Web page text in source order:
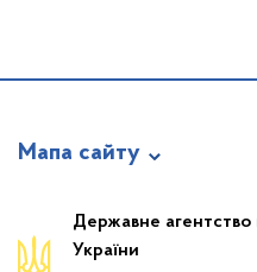
Мапа сайту
Про відомство
Діяльність
Державне агентство
України